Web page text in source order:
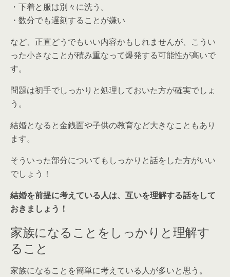
・下着と服は別々に洗う。
・数分でも遅刻することが嫌い
など、正直どうでもいい内容かもしれませんが、こうい
った小さなことが積み重なって爆発する可能性が高いで
す。
問題は初手でしっかりと処理しておいた方が確実でしょ
う。
結婚となると金銭面や子供の教育など大きなこともあり
ます。
そういった部分についてもしっかりと話をした方がいい
でしょう！
結婚を前提に考えている人は、互いを理解する話をして
おきましょう！
家族になることをしっかりと理解す
ること
家族になることを簡単に考えている人が多いと思う。